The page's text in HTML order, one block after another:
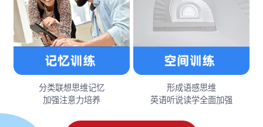
分类联想思维记忆
加强注意力培养
形成语感思维
英语听说读学全面加强